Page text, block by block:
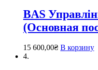
BAS
(Основная
15 600,00₴ В корзину
4.